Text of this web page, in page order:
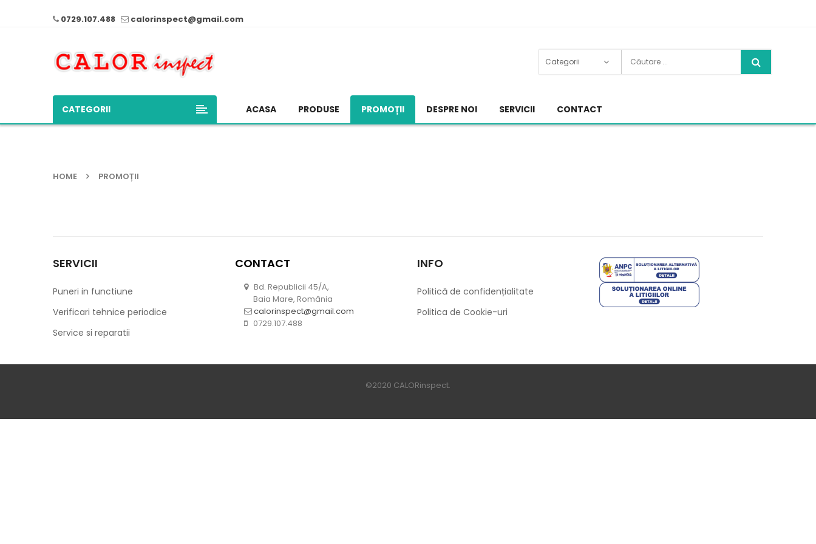
0729.107.488 calorinspect@gmail.com
CATEGORII ACASA PRODUSE PROMOȚII DESPRE NOI SERVICII CONTACT
HOME PROMOȚII
SERVICII
Puneri in functiune
Verificari tehnice periodice
Service si reparatii
CONTACT
Bd. Republicii 45/A,
Baia Mare, România
calorinspect@gmail.com
0729.107.488
INFO
Politică de confidențialitate
Politica de Cookie-uri
©2020 CALORinspect.